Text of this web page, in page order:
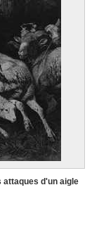
- Anvers 1728
attaques d'un aigle